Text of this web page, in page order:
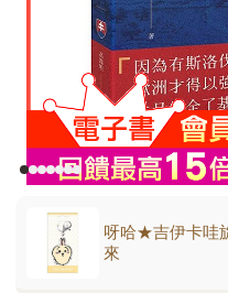
呀哈★吉伊卡哇
來